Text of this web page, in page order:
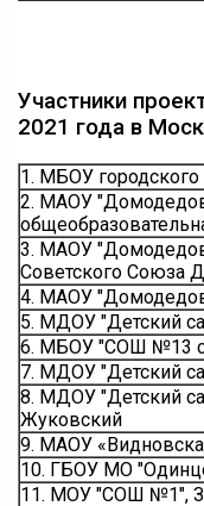
Участники
2021 года в
1. МБОУ
2. МАОУ
3. МАОУ
Советского Союза
4. МАОУ
5. МДОУ "Детский
6. МБОУ "СОШ №13
7. МДОУ "Детский
8. МДОУ "Детский
Жуковский
9. МАОУ
10. ГБОУ МО
11. МОУ "СОШ №1",